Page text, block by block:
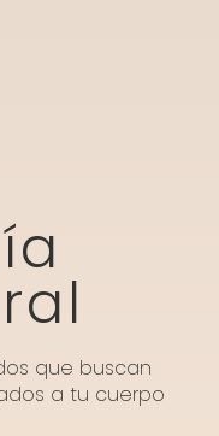
que buscan
a tu cuerpo